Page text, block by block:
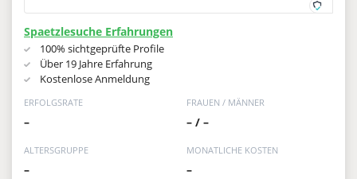
Spaetzlesuche Erfahrungen
100% sichtgeprüfte Profile
Über 19 Jahre Erfahrung
Kostenlose Anmeldung
ERFOLGSRATE
–
FRAUEN / MÄNNER
– / –
ALTERSGRUPPE
–
MONATLICHE KOSTEN
–